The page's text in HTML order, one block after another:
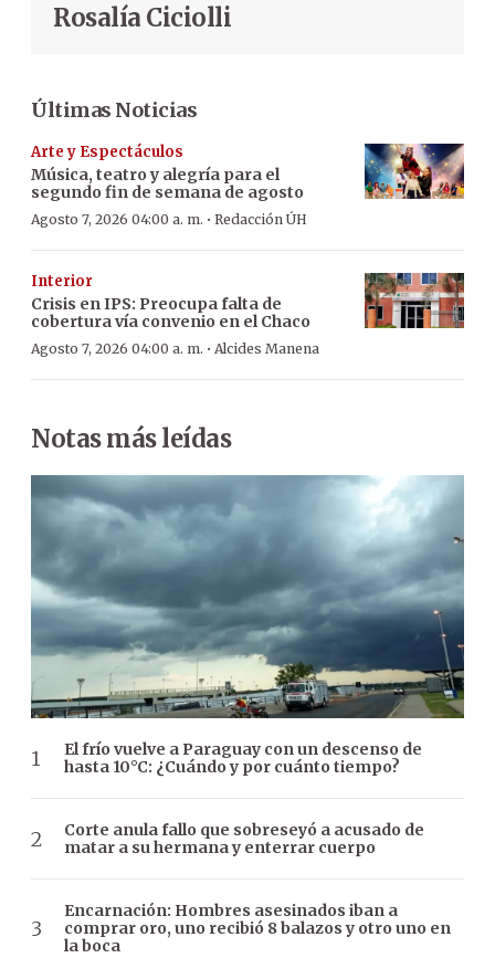
Rosalía Ciciolli
Últimas Noticias
Arte y Espectáculos
Música, teatro y alegría para el
segundo fin de semana de agosto
Agosto 7, 2026 04:00 a. m. · Redacción ÚH
Interior
Crisis en IPS: Preocupa falta de
cobertura vía convenio en el Chaco
Agosto 7, 2026 04:00 a. m. · Alcides Manena
Notas más leídas
El frío vuelve a Paraguay con un descenso de
hasta 10°C: ¿Cuándo y por cuánto tiempo?
Corte anula fallo que sobreseyó a acusado de
matar a su hermana y enterrar cuerpo
Encarnación: Hombres asesinados iban a
comprar oro, uno recibió 8 balazos y otro uno en
la boca